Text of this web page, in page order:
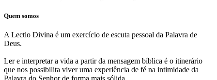
Quem somos
A Lectio Divina é um exercício de escuta pessoal da Palavra de
Deus.
Ler e interpretar a vida a partir da mensagem bíblica é o itinerário
que nos possibilita viver uma experiência de fé na intimidade da
Palavra do Senhor de forma mais sólida.